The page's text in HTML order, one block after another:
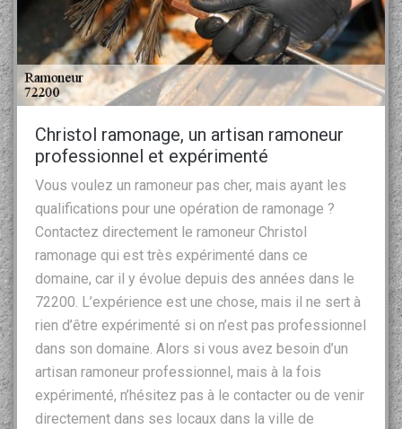
Christol ramonage, un artisan ramoneur
professionnel et expérimenté
Vous voulez un ramoneur pas cher, mais ayant les
qualifications pour une opération de ramonage ?
Contactez directement le ramoneur Christol
ramonage qui est très expérimenté dans ce
domaine, car il y évolue depuis des années dans le
72200. L’expérience est une chose, mais il ne sert à
rien d’être expérimenté si on n’est pas professionnel
dans son domaine. Alors si vous avez besoin d’un
artisan ramoneur professionnel, mais à la fois
expérimenté, n’hésitez pas à le contacter ou de venir
directement dans ses locaux dans la ville de